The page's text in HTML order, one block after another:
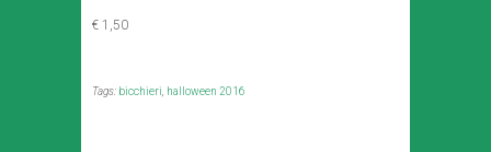
€ 1,50
Tags: bicchieri, halloween 2016